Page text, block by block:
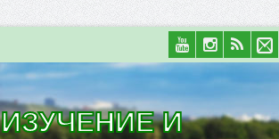
ИЗУЧЕНИЕ И